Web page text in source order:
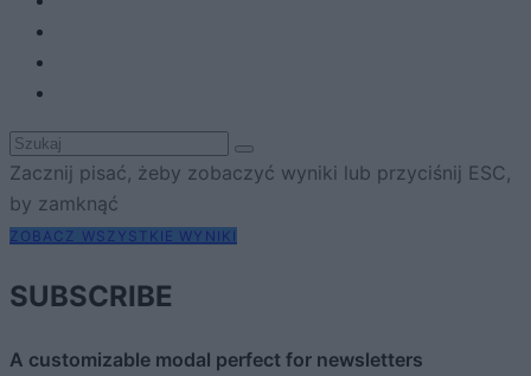
Zacznij pisać, żeby zobaczyć wyniki lub przyciśnij ESC,
by zamknąć
ZOBACZ WSZYSTKIE WYNIKI
SUBSCRIBE
A customizable modal perfect for newsletters